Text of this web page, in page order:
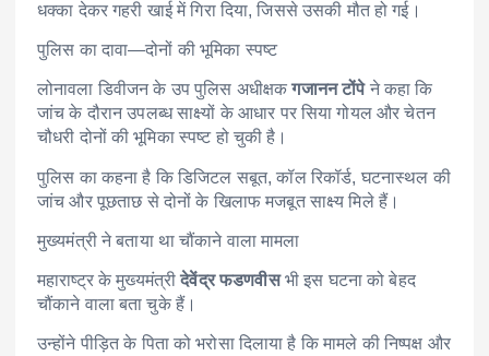
धक्का देकर गहरी खाई में गिरा दिया, जिससे उसकी मौत हो गई।
पुलिस का दावा—दोनों की भूमिका स्पष्ट
लोनावला डिवीजन के उप पुलिस अधीक्षकगजानन टोंपेने कहा कि
जांच के दौरान उपलब्ध साक्ष्यों के आधार पर सिया गोयल और चेतन
चौधरी दोनों की भूमिका स्पष्ट हो चुकी है।
पुलिस का कहना है कि डिजिटल सबूत, कॉल रिकॉर्ड, घटनास्थल की
जांच और पूछताछ से दोनों के खिलाफ मजबूत साक्ष्य मिले हैं।
मुख्यमंत्री ने बताया था चौंकाने वाला मामला
महाराष्ट्र के मुख्यमंत्रीदेवेंद्र फडणवीसभी इस घटना को बेहद
चौंकाने वाला बता चुके हैं।
उन्होंने पीड़ित के पिता को भरोसा दिलाया है कि मामले की निष्पक्ष और